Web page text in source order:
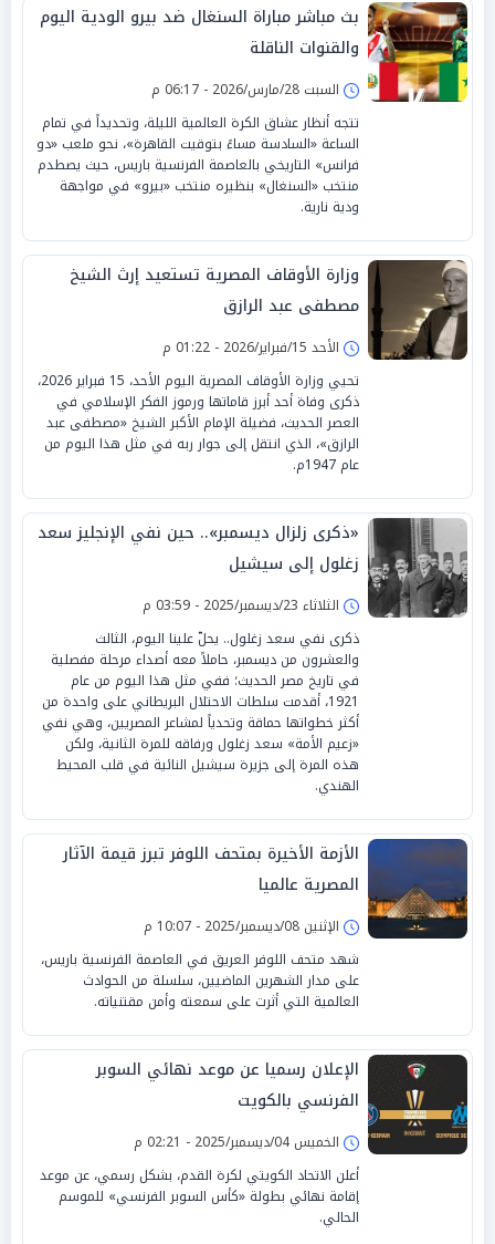
بث مباشر مباراة السنغال ضد بيرو الودية اليوم
والقنوات الناقلة
السبت 28/مارس/2026 - 06:17 م
تتجه أنظار عشاق الكرة العالمية الليلة، وتحديداً في تمام
الساعة «السادسة مساءً بتوقيت القاهرة»، نحو ملعب «دو
فرانس» التاريخي بالعاصمة الفرنسية باريس، حيث يصطدم
منتخب «السنغال» بنظيره منتخب «بيرو» في مواجهة
ودية نارية.
وزارة الأوقاف المصرية تستعيد إرث الشيخ
مصطفى عبد الرازق
الأحد 15/فبراير/2026 - 01:22 م
تحيي وزارة الأوقاف المصرية اليوم الأحد، 15 فبراير 2026،
ذكرى وفاة أحد أبرز قاماتها ورموز الفكر الإسلامي في
العصر الحديث، فضيلة الإمام الأكبر الشيخ «مصطفى عبد
الرازق»، الذي انتقل إلى جوار ربه في مثل هذا اليوم من
عام 1947م.
«ذكرى زلزال ديسمبر».. حين نفي الإنجليز سعد
زغلول إلى سيشيل
الثلاثاء 23/ديسمبر/2025 - 03:59 م
ذكرى نفي سعد زغلول.. يحلّ علينا اليوم، الثالث
والعشرون من ديسمبر، حاملاً معه أصداء مرحلة مفصلية
في تاريخ مصر الحديث؛ ففي مثل هذا اليوم من عام
1921، أقدمت سلطات الاحتلال البريطاني على واحدة من
أكثر خطواتها حماقة وتحدياً لمشاعر المصريين، وهي نفي
«زعيم الأمة» سعد زغلول ورفاقه للمرة الثانية، ولكن
هذه المرة إلى جزيرة سيشيل النائية في قلب المحيط
الهندي.
الأزمة الأخيرة بمتحف اللوفر تبرز قيمة الآثار
المصرية عالميا
الإثنين 08/ديسمبر/2025 - 10:07 م
شهد متحف اللوفر العريق في العاصمة الفرنسية باريس،
على مدار الشهرين الماضيين، سلسلة من الحوادث
العالمية التي أثرت على سمعته وأمن مقتنياته.
الإعلان رسميا عن موعد نهائي السوبر
الفرنسي بالكويت
الخميس 04/ديسمبر/2025 - 02:21 م
أعلن الاتحاد الكويتي لكرة القدم، بشكل رسمي، عن موعد
إقامة نهائي بطولة «كأس السوبر الفرنسي» للموسم
الحالي.